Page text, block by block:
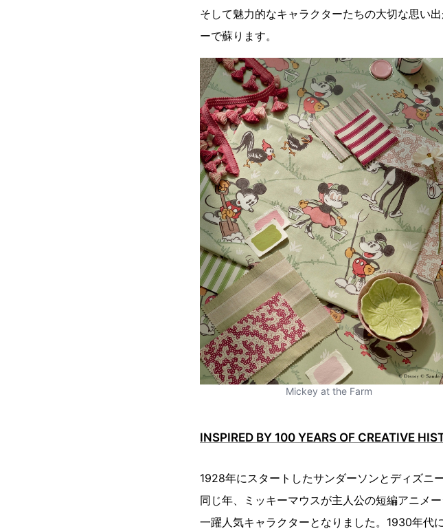
そして魅力的なキャラクターたちの大切な思い
ーで蘇ります。
Mickey at the Farm
INSPIRED BY 100 YEARS OF CREATIVE
1928年にスタートしたサンダーソンとディズニ
同じ年、ミッキーマウスが主人公の短編アニメ
一躍人気キャラクターとなりました。1930年代